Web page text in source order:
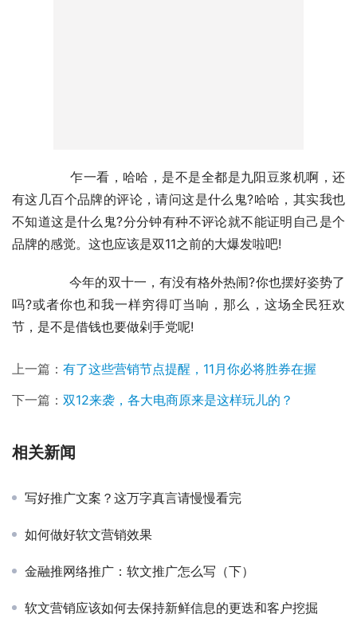
有这几百个品牌的评论，请问这是什么鬼?哈哈，其实我也
不知道这是什么鬼?分分钟有种不评论就不能证明自己是个
品牌的感觉。这也应该是双11之前的大爆发啦吧!
吗?或者你也和我一样穷得叮当响，那么，这场全民狂欢
节，是不是借钱也要做剁手党呢!
上一篇： 有了这些营销节点提醒，11月你必将胜券在握
下一篇： 双12来袭，各大电商原来是这样玩儿的？
相关新闻
写好推广文案？这万字真言请慢慢看完
如何做好软文营销效果
金融推网络推广：软文推广怎么写（下）
软文营销应该如何去保持新鲜信息的更迭和客户挖掘